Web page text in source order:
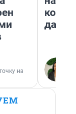
на
даже